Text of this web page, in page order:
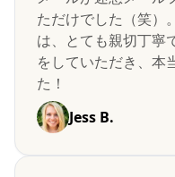
ただけでした（笑）
は、とても親切丁寧
をしていただき、本
た！
Jess B.